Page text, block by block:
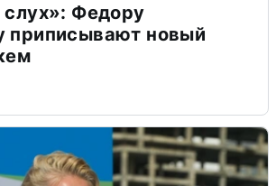
слух»: Федору
приписывают новый